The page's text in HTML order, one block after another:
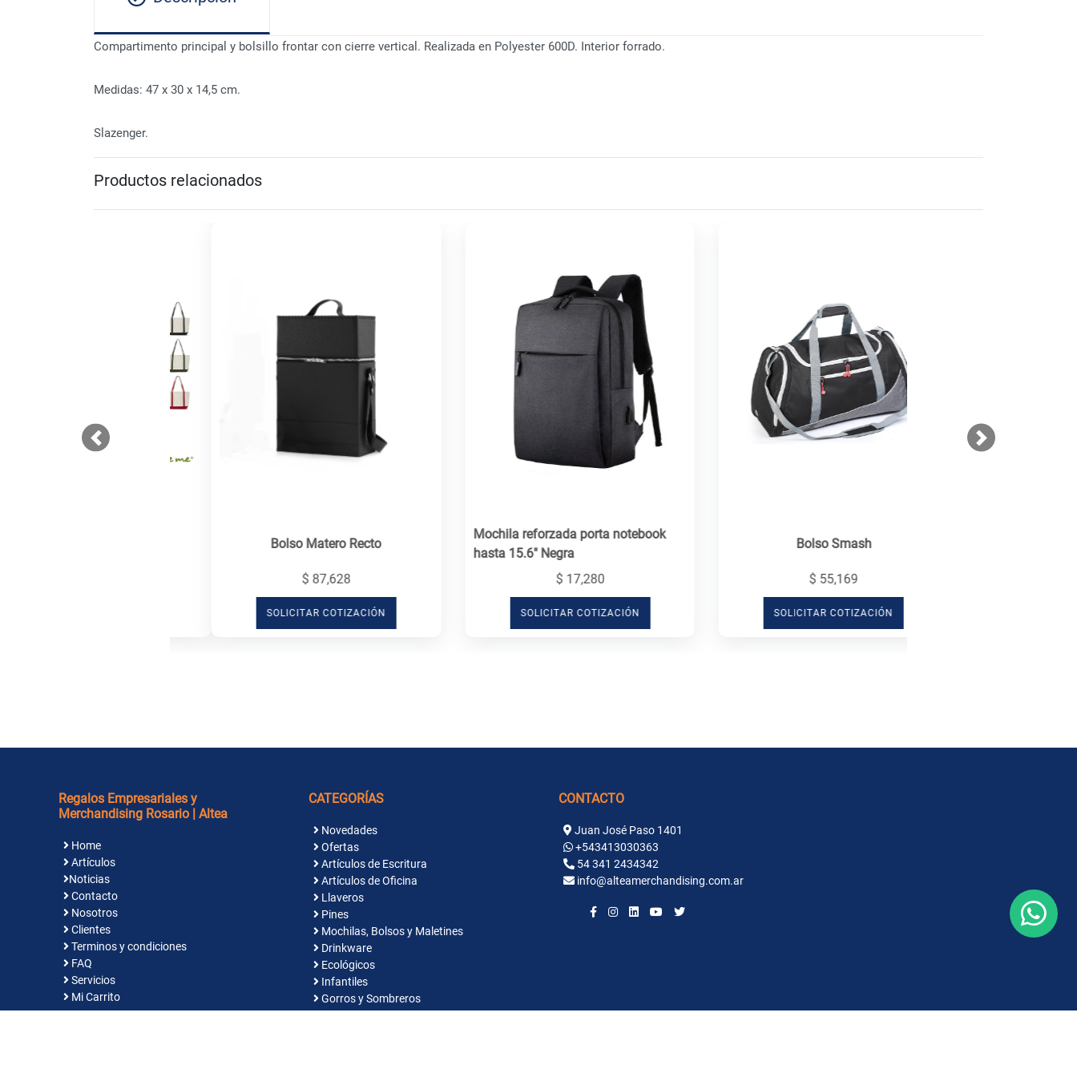
Compartimento principal y bolsillo frontar con cierre vertical. Realizada en Polyester 600D. Interior forrado.
Medidas: 47 x 30 x 14,5 cm.
Slazenger.
Productos relacionados
Previous
Bolso Matero Recto
$ 87,628
SOLICITAR COTIZACIÓN
Mochila reforzada porta notebook
hasta 15.6" Negra
$ 17,280
SOLICITAR COTIZACIÓN
Bolso Smash
$ 55,169
SOLICITAR COTIZACIÓN
Next
Regalos Empresariales y
Merchandising Rosario | Altea
Home
Artículos
Noticias
Contacto
Nosotros
Clientes
Terminos y condiciones
FAQ
Servicios
Mi Carrito
CATEGORÍAS
Novedades
Ofertas
Artículos de Escritura
Artículos de Oficina
Llaveros
Pines
Mochilas, Bolsos y Maletines
Drinkware
Ecológicos
Infantiles
Gorros y Sombreros
CONTACTO
Juan José Paso 1401
+543413030363
54 341 2434342
info@alteamerchandising.com.ar